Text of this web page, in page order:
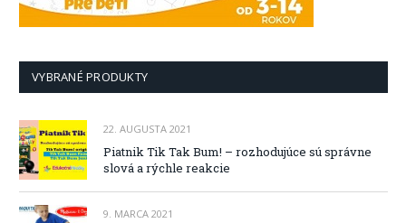
VYBRANÉ PRODUKTY
22. AUGUSTA 2021
Piatnik Tik Tak Bum! – rozhodujúce sú správne
slová a rýchle reakcie
9. MARCA 2021